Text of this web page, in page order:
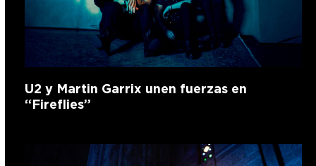
U2 y Martin Garrix unen fuerzas en
“Fireflies”